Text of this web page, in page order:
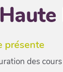
présente
des